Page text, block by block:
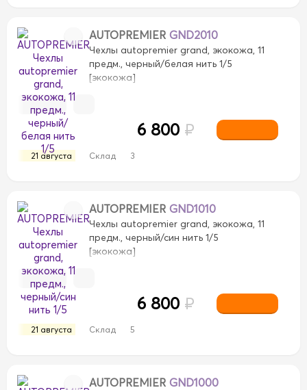
AUTOPREMIER GND2010
Чехлы autopremier grand, экокожа, 11
предм., черный/белая нить 1/5
[экокожа]
21 августа Склад 3
6 800 ₽
AUTOPREMIER GND1010
Чехлы autopremier grand, экокожа, 11
предм., черный/син нить 1/5
[экокожа]
21 августа Склад 5
6 800 ₽
AUTOPREMIER GND1000